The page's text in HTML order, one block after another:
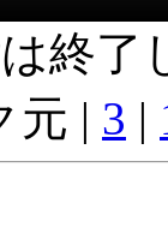
終了
元 | 3 |